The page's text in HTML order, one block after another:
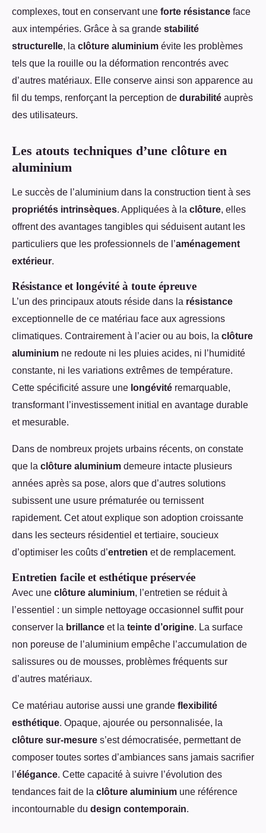
complexes, tout en conservant une forte résistance face
aux intempéries. Grâce à sa grande stabilité
structurelle, la clôture aluminium évite les problèmes
tels que la rouille ou la déformation rencontrés avec
d’autres matériaux. Elle conserve ainsi son apparence au
fil du temps, renforçant la perception de durabilité auprès
des utilisateurs.
Les atouts techniques d’une clôture en
aluminium
Le succès de l’aluminium dans la construction tient à ses
propriétés intrinsèques. Appliquées à la clôture, elles
offrent des avantages tangibles qui séduisent autant les
particuliers que les professionnels de l’aménagement
extérieur.
Résistance et longévité à toute épreuve
L’un des principaux atouts réside dans la résistance
exceptionnelle de ce matériau face aux agressions
climatiques. Contrairement à l’acier ou au bois, la clôture
aluminium ne redoute ni les pluies acides, ni l’humidité
constante, ni les variations extrêmes de température.
Cette spécificité assure une longévité remarquable,
transformant l’investissement initial en avantage durable
et mesurable.
Dans de nombreux projets urbains récents, on constate
que la clôture aluminium demeure intacte plusieurs
années après sa pose, alors que d’autres solutions
subissent une usure prématurée ou ternissent
rapidement. Cet atout explique son adoption croissante
dans les secteurs résidentiel et tertiaire, soucieux
d’optimiser les coûts d’entretien et de remplacement.
Entretien facile et esthétique préservée
Avec une clôture aluminium, l’entretien se réduit à
l’essentiel : un simple nettoyage occasionnel suffit pour
conserver la brillance et la teinte d’origine. La surface
non poreuse de l’aluminium empêche l’accumulation de
salissures ou de mousses, problèmes fréquents sur
d’autres matériaux.
Ce matériau autorise aussi une grande flexibilité
esthétique. Opaque, ajourée ou personnalisée, la
clôture sur-mesure s’est démocratisée, permettant de
composer toutes sortes d’ambiances sans jamais sacrifier
l’élégance. Cette capacité à suivre l’évolution des
tendances fait de la clôture aluminium une référence
incontournable du design contemporain.